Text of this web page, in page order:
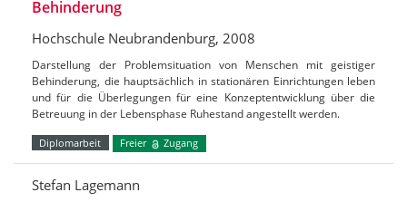
Behinderung
Hochschule Neubrandenburg, 2008
Darstellung der Problemsituation von Menschen mit geistiger
Behinderung, die hauptsächlich in stationären Einrichtungen leben
und für die Überlegungen für eine Konzeptentwicklung über die
Betreuung in der Lebensphase Ruhestand angestellt werden.
Diplomarbeit Freier Zugang
Stefan Lagemann